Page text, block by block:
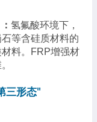
氢氟酸环境下，
等含硅质材料的
料。
FRP增强材
三形态"